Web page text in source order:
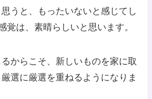
思うと、もったいないと感じてし
覚は、素晴らしいと思います。
からこそ、新しいものを家に取
選に厳選を重ねるようになりま